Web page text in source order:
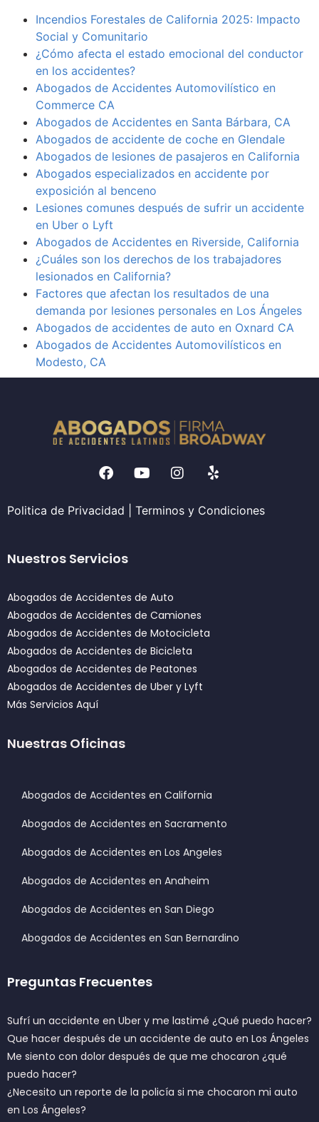
Incendios Forestales de California 2025: Impacto
Social y Comunitario
¿Cómo afecta el estado emocional del conductor
en los accidentes?
Abogados de Accidentes Automovilístico en
Commerce CA
Abogados de Accidentes en Santa Bárbara, CA
Abogados de accidente de coche en Glendale
Abogados de lesiones de pasajeros en California
Abogados especializados en accidente por
exposición al benceno
Lesiones comunes después de sufrir un accidente
en Uber o Lyft
Abogados de Accidentes en Riverside, California
¿Cuáles son los derechos de los trabajadores
lesionados en California?
Factores que afectan los resultados de una
demanda por lesiones personales en Los Ángeles
Abogados de accidentes de auto en Oxnard CA
Abogados de Accidentes Automovilísticos en
Modesto, CA
Politica de Privacidad Terminos y Condiciones
Nuestros Servicios
Abogados de Accidentes de Auto
Abogados de Accidentes de Camiones
Abogados de Accidentes de Motocicleta
Abogados de Accidentes de Bicicleta
Abogados de Accidentes de Peatones
Abogados de Accidentes de Uber y Lyft
Más Servicios Aquí
Nuestras Oficinas
Abogados de Accidentes en California
Abogados de Accidentes en Sacramento
Abogados de Accidentes en Los Angeles
Abogados de Accidentes en Anaheim
Abogados de Accidentes en San Diego
Abogados de Accidentes en San Bernardino
Preguntas Frecuentes
Sufrí un accidente en Uber y me lastimé ¿Qué puedo hacer?
Que hacer después de un accidente de auto en Los Ángeles
Me siento con dolor después de que me chocaron ¿qué
puedo hacer?
¿Necesito un reporte de la policía si me chocaron mi auto
en Los Ángeles?